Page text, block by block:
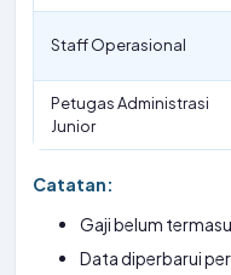
Staff Operasional
Petugas Administrasi
Junior
Catatan:
Gaji belum
Data diperbarui